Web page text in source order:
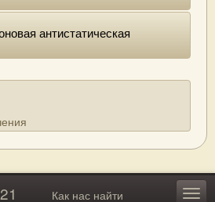
антистатическая
Как нас найти